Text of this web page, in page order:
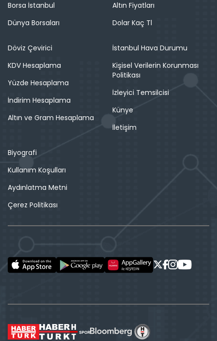
Borsa İstanbul
Dünya Borsaları
Altın Fiyatları
Dolar Kaç Tl
Döviz Çevirici
KDV Hesaplama
Yüzde Hesaplama
İndirim Hesaplama
Altın ve Gram Hesaplama
İstanbul Hava Durumu
Kişisel Verilerin Korunması
Politikası
İzleyici Temsilcisi
Künye
İletişim
Biyografi
Kullanım Koşulları
Aydınlatma Metni
Çerez Politikası